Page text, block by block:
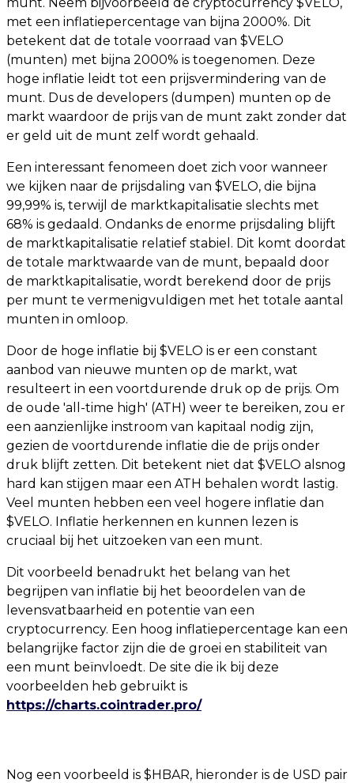
met een inflatiepercentage van bijna 2000%. Dit
betekent dat de totale voorraad van $VELO
(munten) met bijna 2000% is toegenomen. Deze
hoge inflatie leidt tot een prijsvermindering van de
munt. Dus de developers (dumpen) munten op de
markt waardoor de prijs van de munt zakt zonder dat
er geld uit de munt zelf wordt gehaald.
Een interessant fenomeen doet zich voor wanneer
we kijken naar de prijsdaling van $VELO, die bijna
99,99% is, terwijl de marktkapitalisatie slechts met
68% is gedaald. Ondanks de enorme prijsdaling blijft
de marktkapitalisatie relatief stabiel. Dit komt doordat
de totale marktwaarde van de munt, bepaald door
de marktkapitalisatie, wordt berekend door de prijs
per munt te vermenigvuldigen met het totale aantal
munten in omloop.
Door de hoge inflatie bij $VELO is er een constant
aanbod van nieuwe munten op de markt, wat
resulteert in een voortdurende druk op de prijs. Om
de oude 'all-time high' (ATH) weer te bereiken, zou er
een aanzienlijke instroom van kapitaal nodig zijn,
gezien de voortdurende inflatie die de prijs onder
druk blijft zetten. Dit betekent niet dat $VELO alsnog
hard kan stijgen maar een ATH behalen wordt lastig.
Veel munten hebben een veel hogere inflatie dan
$VELO. Inflatie herkennen en kunnen lezen is
cruciaal bij het uitzoeken van een munt.
Dit voorbeeld benadrukt het belang van het
begrijpen van inflatie bij het beoordelen van de
levensvatbaarheid en potentie van een
cryptocurrency. Een hoog inflatiepercentage kan een
belangrijke factor zijn die de groei en stabiliteit van
een munt beïnvloedt. De site die ik bij deze
voorbeelden heb gebruikt is
https://charts.cointrader.pro/
Nog een voorbeeld is $HBAR, hieronder is de USD pair